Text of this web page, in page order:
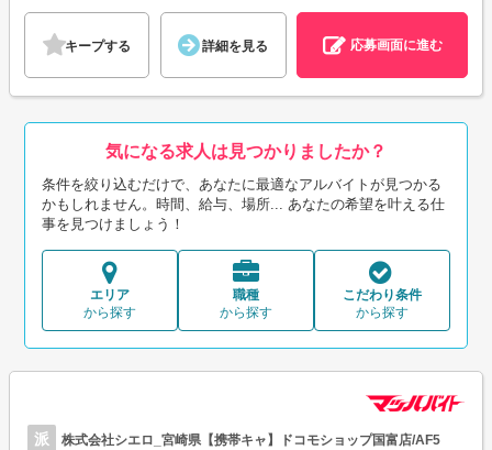
キープする 詳細を見る 応募画面に進む
気になる求人は見つかりましたか？
条件を絞り込むだけで、あなたに最適なアルバイトが見つかる
かもしれません。時間、給与、場所... あなたの希望を叶える仕
事を見つけましょう！
エリア
から探す
職種
から探す
こだわり条件
から探す
派 株式会社シエロ_宮崎県【携帯キャ】ドコモショップ国富店/AF5